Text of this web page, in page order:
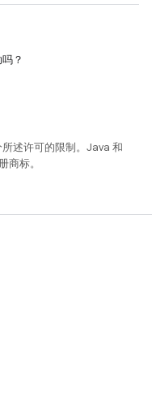
？
述许可的限制。Java 和
商标。